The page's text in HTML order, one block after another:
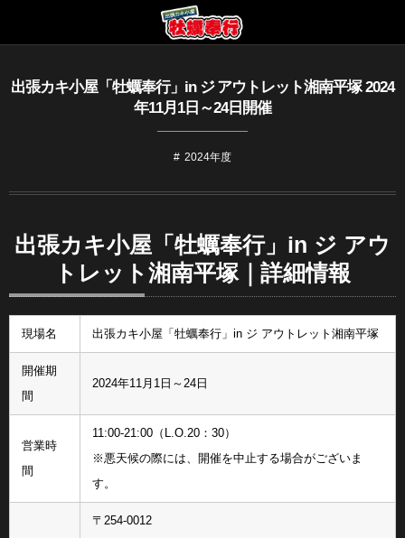
出張カキ小屋「牡蠣奉行」in ジ アウトレット湘南平塚 2024
年11月1日～24日開催
2024年度
出張カキ小屋「牡蠣奉行」in ジ アウ
トレット湘南平塚｜詳細情報
現場名 出張カキ小屋「牡蠣奉行」in ジ アウトレット湘南平塚
開催期
間
2024年11月1日～24日
営業時
間
11:00-21:00（L.O.20：30）
※悪天候の際には、開催を中止する場合がございま
す。
〒254-0012